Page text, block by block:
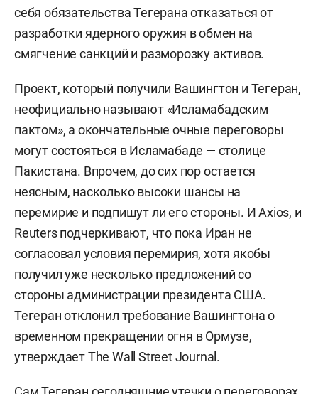
себя обязательства Тегерана отказаться от
разработки ядерного оружия в обмен на
смягчение санкций и разморозку активов.
Проект, который получили Вашингтон и Тегеран,
неофициально называют «Исламабадским
пактом», а окончательные очные переговоры
могут состояться в Исламабаде — столице
Пакистана. Впрочем, до сих пор остается
неясным, насколько высоки шансы на
перемирие и подпишут ли его стороны. И Axios, и
Reuters подчеркивают, что пока Иран не
согласовал условия перемирия, хотя якобы
получил уже несколько предложений со
стороны администрации президента США.
Тегеран отклонил требование Вашингтона о
временном прекращении огня в Ормузе,
утверждает The Wall Street Journal.